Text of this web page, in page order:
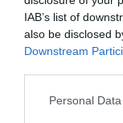
IAB’s list of
also be disclosed
Downstream
Please note that
Personal
Zobraziť